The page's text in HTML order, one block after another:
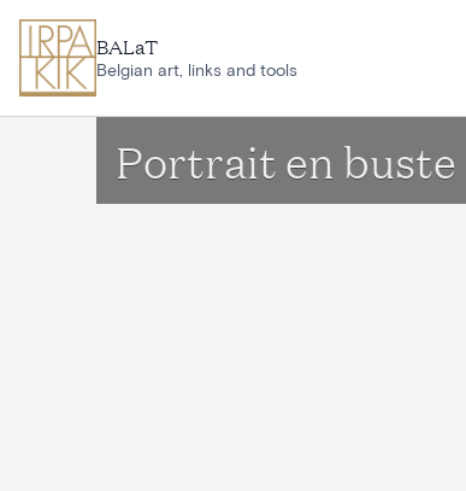
BALaT
Belgian art, links and tools
Portrait en buste